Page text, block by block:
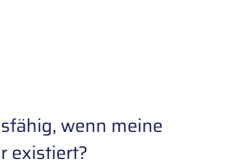
wenn meine
existiert?